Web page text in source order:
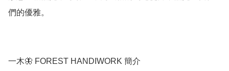
們的優雅。
一木🦋 FOREST HANDIWORK 簡介